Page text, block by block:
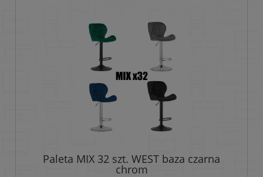
Paleta MIX 32 szt. WEST baza czarna
chrom